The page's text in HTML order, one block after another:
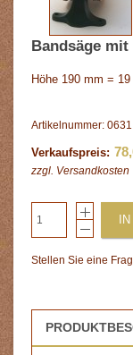
Bandsäge
Höhe 190 mm =
Artikelnummer: 0631
Verkaufspreis:
zzgl. Versandkosten
Stellen Sie eine